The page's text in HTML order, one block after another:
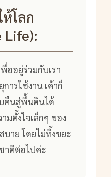
ห้โลก
Life):
ออยู่ร่วมกับเรา
ารใช้งาน เค้าก็
คืนสู่พื้นดินได้
มตั้งใจเล็กๆ ของ
บาย โดยไม่ทิ้งขยะ
าติต่อไปค่ะ